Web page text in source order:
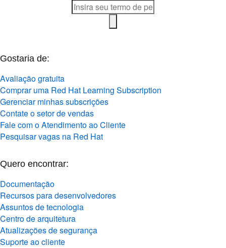
Gostaria de:
Avaliação gratuita
Comprar uma Red Hat Learning Subscription
Gerenciar minhas subscrições
Contate o setor de vendas
Fale com o Atendimento ao Cliente
Pesquisar vagas na Red Hat
Quero encontrar:
Documentação
Recursos para desenvolvedores
Assuntos de tecnologia
Centro de arquitetura
Atualizações de segurança
Suporte ao cliente